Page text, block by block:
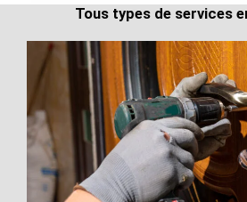
Tous types de services